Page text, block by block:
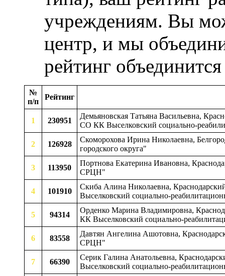
учреждениям. Вы
центр, и мы
рейтинг
№
п/п
Рейтинг
1 230951
Демьяновская Татьяна Васильевна,
СО КК Выселковский социально-
2 126928
Скоморохова Ирина Николаевна,
городского округа"
3 113950
Портнова Екатерина Ивановна,
СРЦН"
4 101910
Скиба Алина Николаевна,
Выселковский социально-
5 94314
Орденко Марина Владимировна,
КК Выселковский социально-
6 83558
Давтян Ангелина Ашотовна,
СРЦН"
7 66390
Серик Галина Анатольевна,
Выселковский социально-